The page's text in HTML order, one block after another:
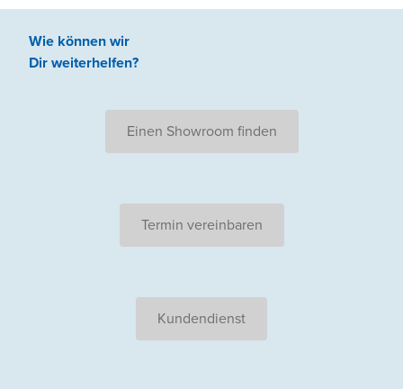
Wie können wir
Dir weiterhelfen?
Einen Showroom finden
Termin vereinbaren
Kundendienst